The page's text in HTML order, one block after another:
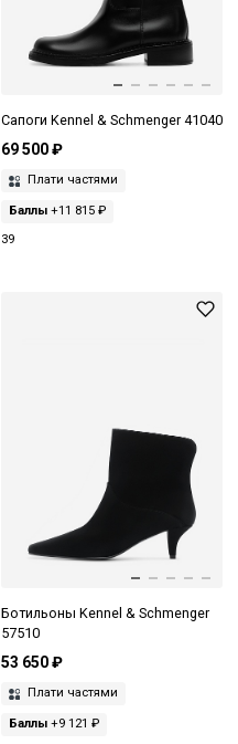
Сапоги Kennel & Schmenger 41040
69 500 ₽
Плати частями
Баллы+11 815 ₽
39
Ботильоны Kennel & Schmenger
57510
53 650 ₽
Плати частями
Баллы+9 121 ₽